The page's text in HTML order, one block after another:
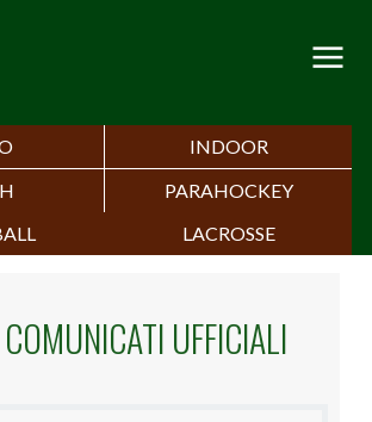
INDOOR
PARAHOCKEY
LACROSSE
UFFICIALI